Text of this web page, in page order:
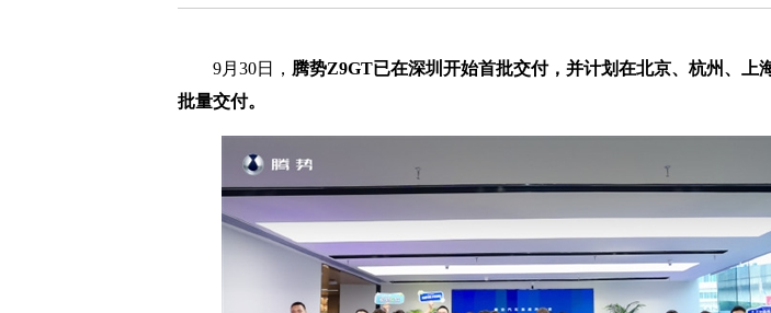
9月30日， 腾势Z9GT已在深圳开始首批交付，并计划在北京、杭州、上
批量交付。